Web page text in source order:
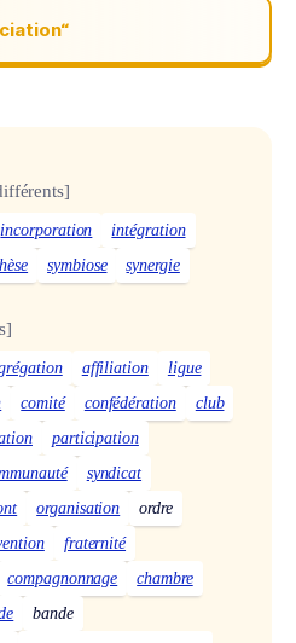
incorporation
intégration
symbiose
synergie
affiliation
ligue
comité confédération
club
participation
syndicat
organisation
ordre
fraternité
compagnonnage
chambre
bande